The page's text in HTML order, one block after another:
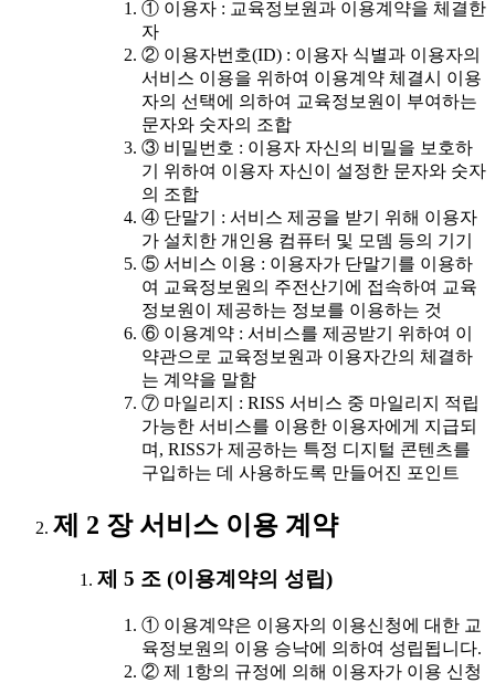
① 이용자 : 교육정보원과 이용계약을 체결한
자
② 이용자번호(ID) : 이용자 식별과 이용자의
서비스 이용을 위하여 이용계약 체결시 이용
자의 선택에 의하여 교육정보원이 부여하는
문자와 숫자의 조합
③ 비밀번호 : 이용자 자신의 비밀을 보호하
기 위하여 이용자 자신이 설정한 문자와 숫자
의 조합
④ 단말기 : 서비스 제공을 받기 위해 이용자
가 설치한 개인용 컴퓨터 및 모뎀 등의 기기
⑤ 서비스 이용 : 이용자가 단말기를 이용하
여 교육정보원의 주전산기에 접속하여 교육
정보원이 제공하는 정보를 이용하는 것
⑥ 이용계약 : 서비스를 제공받기 위하여 이
약관으로 교육정보원과 이용자간의 체결하
는 계약을 말함
⑦ 마일리지 : RISS 서비스 중 마일리지 적립
가능한 서비스를 이용한 이용자에게 지급되
며, RISS가 제공하는 특정 디지털 콘텐츠를
구입하는 데 사용하도록 만들어진 포인트
제 2 장 서비스 이용 계약
제 5 조 (이용계약의 성립)
① 이용계약은 이용자의 이용신청에 대한 교
육정보원의 이용 승낙에 의하여 성립됩니다.
② 제 1항의 규정에 의해 이용자가 이용 신청